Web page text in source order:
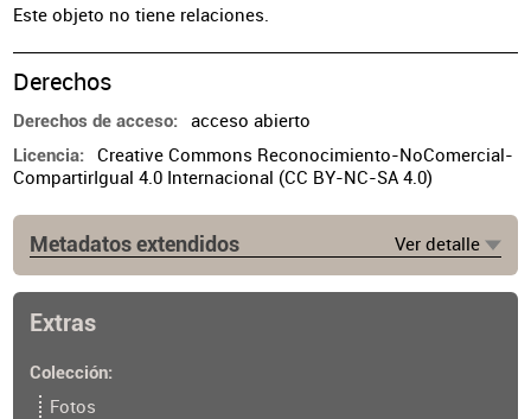
Este objeto no tiene relaciones.
Derechos
Derechos de acceso acceso abierto
Licencia
Creative Commons Reconocimiento-NoComercial-
CompartirIgual 4.0 Internacional (CC BY-NC-SA 4.0)
Metadatos extendidos Ver detalle
Consejo Profesional de Arquitectura y Urbanismo
(Buenos Aires)
Ubicación del original
Biblioteca. Digitalizaciones. Fotografías. Digitales y
Extras
Colección
Fotos